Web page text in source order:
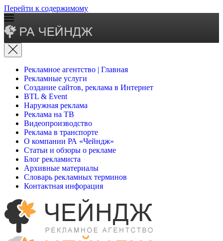
Перейти к содержимому
Рекламное агентство | Главная
Рекламные услуги
Создание сайтов, реклама в Интернет
BTL & Event
Наружная реклама
Реклама на ТВ
Видеопроизводство
Реклама в транспорте
О компании РА «Чейндж»
Статьи и обзоры о рекламе
Блог рекламиста
Архивные материалы
Словарь рекламных терминов
Контактная инфорация